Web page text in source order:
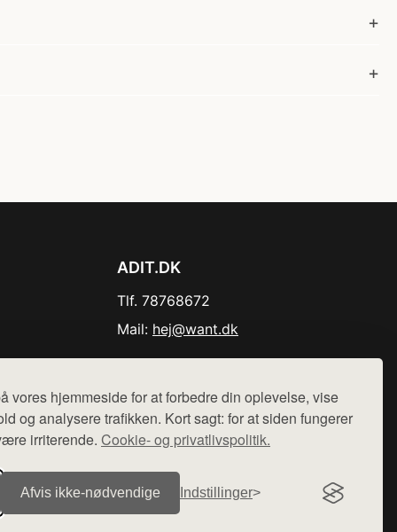
vores hjemmeside for at forbedre din oplevelse, vise
og analysere trafikken. Kort sagt: for at siden fungerer
irriterende. Cookie- og privatlivspolitik.
Afvis ikke‑nødvendige Indstillinger
ADIT.DK
Tlf. 78768672
Mail: hej@want.dk
sælges ikke varer fra denne side - vi henviser til de shops,